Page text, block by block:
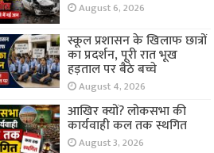
August 6, 2026
स्कूल प्रशासन के खिलाफ छात्रों
का प्रदर्शन, पूरी रात भूख
हड़ताल पर बैठे बच्चे
August 4, 2026
आखिर क्यों? लोकसभा की
कार्यवाही कल तक स्थगित
August 3, 2026